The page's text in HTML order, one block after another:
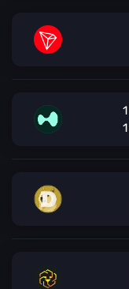
1
1